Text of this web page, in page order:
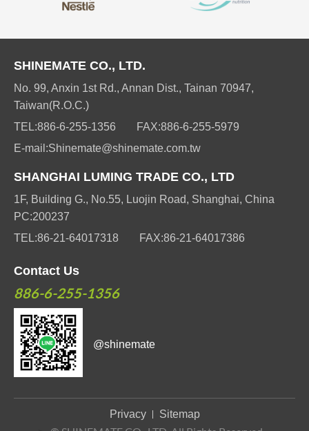
SHINEMATE CO., LTD.
No. 99, Anxin 1st Rd., Annan Dist., Tainan 70947,
Taiwan(R.O.C.)
TEL:886-6-255-1356 FAX:886-6-255-5979
E-mail:Shinemate@shinemate.com.tw
SHANGHAI LUMING TRADE CO., LTD
1F, Building G., No.55, Luojin Road, Shanghai, China
PC:200237
TEL:86-21-64017318 FAX:86-21-64017386
Contact Us
886-6-255-1356
@shinemate
Privacy
Sitemap